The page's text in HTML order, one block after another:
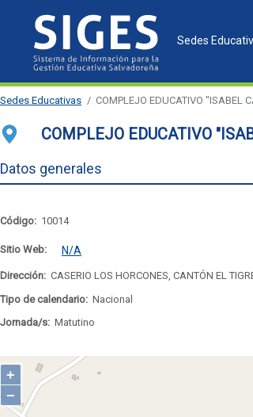
Sedes
Sedes Educativas COMPLEJO EDUCATIVO "ISABEL
COMPLEJO EDUCATIVO
Datos generales
Código: 10014
Sitio Web: N/A
Dirección: CASERIO LOS HORCONES, CANTÓN EL
Tipo de calendario: Nacional
Jornada/s: Matutino